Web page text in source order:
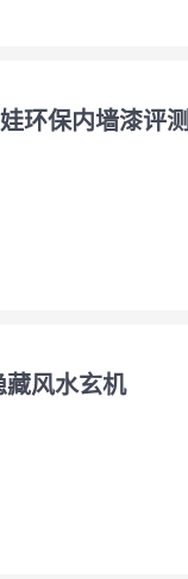
环保内墙漆评测
藏风水玄机